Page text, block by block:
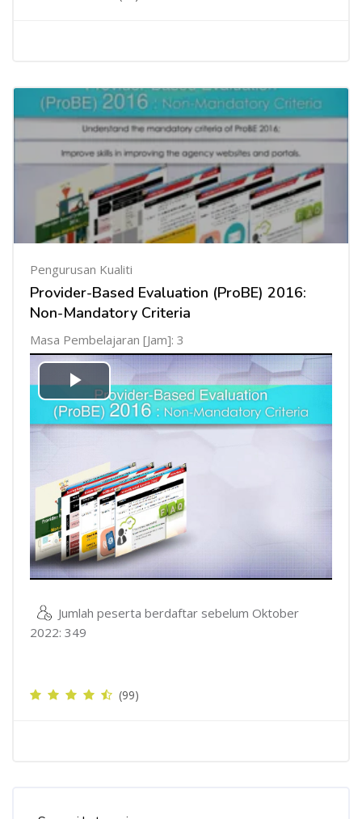
Pengurusan Kualiti
Provider-Based Evaluation (ProBE) 2016:
Non-Mandatory Criteria
Masa Pembelajaran [Jam]: 3
Mainkan
Video
Jumlah peserta berdaftar sebelum Oktober
2022: 349
(99)